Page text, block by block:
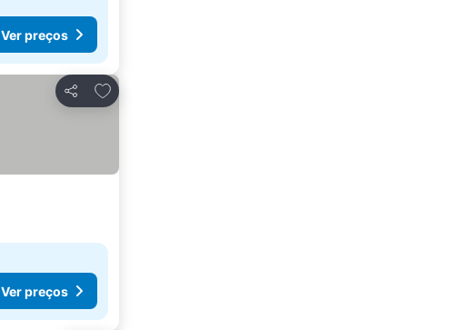
Ver preços
Partilhar
Adicionar aos favoritos
Ver preços